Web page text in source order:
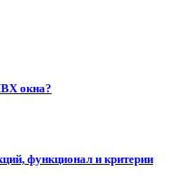
окна?
функционал и критерии